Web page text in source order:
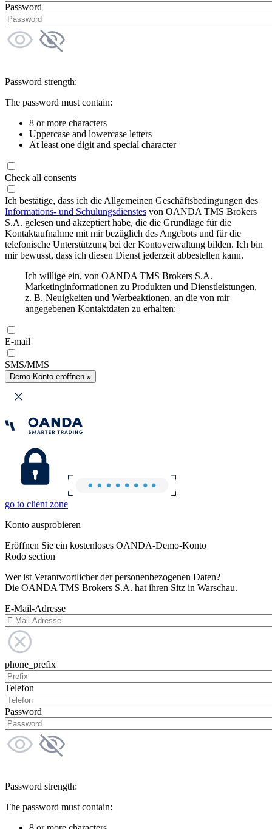
Password
Password strength:
The password must contain:
8 or more characters
Uppercase and lowercase letters
At least one digit and special character
Check all consents
Ich bestätige, dass ich die Allgemeinen Geschäftsbedingungen des
Informations- und Schulungsdienstes von OANDA TMS Brokers
S.A. gelesen und akzeptiert habe, die die Grundlage für die
Kontaktaufnahme mit mir bezüglich des Angebots und für die
telefonische Unterstützung bei der Kontoverwaltung bilden. Ich bin
mir bewusst, dass ich diesen Dienst jederzeit abbestellen kann.
Ich willige ein, von OANDA TMS Brokers S.A.
Marketinginformationen zu Produkten und Dienstleistungen,
z. B. Neuigkeiten und Werbeaktionen, an die von mir
angegebenen Kontaktdaten zu erhalten:
E-mail
SMS/MMS
Demo-Konto eröffnen »
go to client zone
Konto ausprobieren
Eröffnen Sie ein kostenloses OANDA-Demo-Konto
Rodo section
Wer ist Verantwortlicher der personenbezogenen Daten?
Die OANDA TMS Brokers S.A. hat ihren Sitz in Warschau.
E-Mail-Adresse
phone_prefix
Telefon
Password
Password strength:
The password must contain: